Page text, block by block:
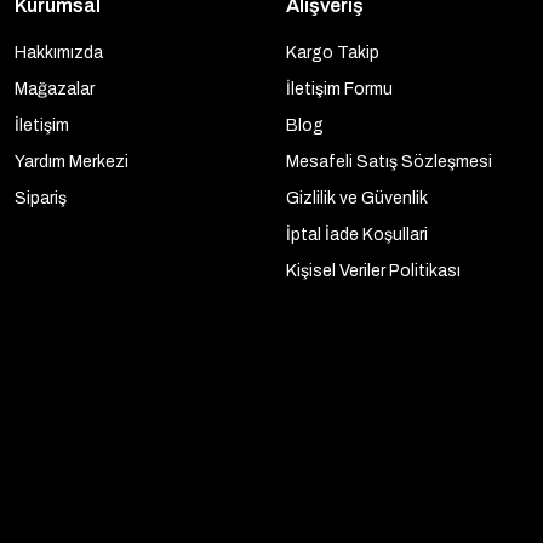
Kurumsal
Hakkımızda
Mağazalar
İletişim
Yardım Merkezi
Sipariş
Alışveriş
Kargo Takip
İletişim Formu
Blog
Mesafeli Satış Sözleşmesi
Gizlilik ve Güvenlik
İptal İade Koşullari
Kişisel Veriler Politikası